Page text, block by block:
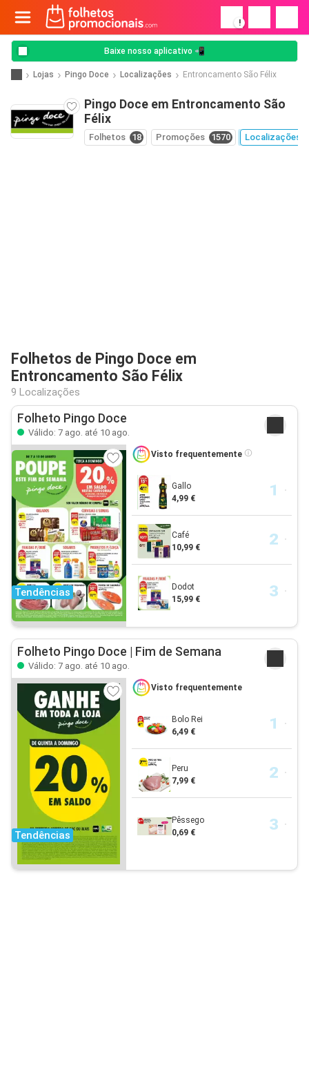
!
Baixe nosso aplicativo 📲
Lojas Pingo Doce Localizações Entroncamento São Félix
Pingo Doce em Entroncamento São
Félix
Folhetos 18 Promoções 1570 Localizações
Folhetos de Pingo Doce em
Entroncamento São Félix
9 Localizações
Folheto Pingo Doce
Válido: 7 ago. até 10 ago.
Tendências
Visto frequentemente
Gallo
4,99 €
Café
10,99 €
Dodot
15,99 €
Folheto Pingo Doce | Fim de Semana
Válido: 7 ago. até 10 ago.
Tendências
Visto frequentemente
Bolo Rei
6,49 €
Peru
7,99 €
Pêssego
0,69 €